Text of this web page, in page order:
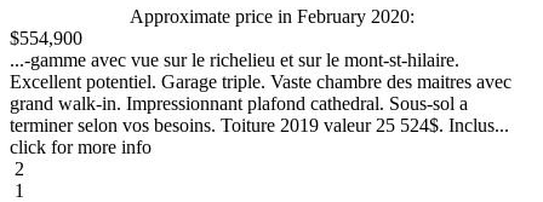
Approximate price in February 2020:
$554,900
...-gamme avec vue sur le richelieu et sur le mont-st-hilaire.
Excellent potentiel. Garage triple. Vaste chambre des maitres avec
grand walk-in. Impressionnant plafond cathedral. Sous-sol a
terminer selon vos besoins. Toiture 2019 valeur 25 524$. Inclus...
click for more info
2
1